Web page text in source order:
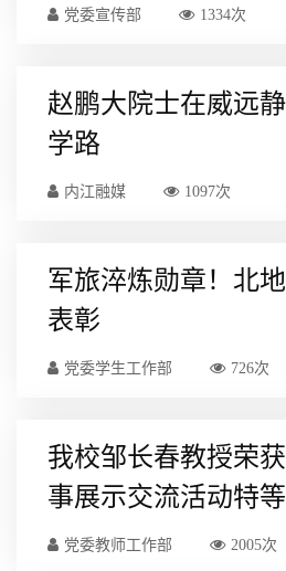
党委宣传部 1334次
赵鹏大院士在威远
学路
内江融媒 1097次
军旅淬炼勋章！北
表彰
党委学生工作部 726次
我校邹长春教授荣
事展示交流活动特
党委教师工作部 2005次